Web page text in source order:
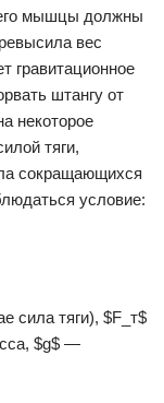
его мышцы должны
вес
гравитационное
штангу от
некоторое
тяги,
сокращающихся
условие:
сила тяги), $F_т$
$g$ —